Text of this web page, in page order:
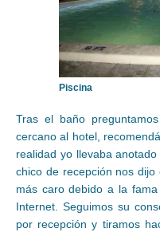
Piscina
Tras el baño
cercano al hotel,
realidad yo llevaba
chico de recepción nos
más caro debido a la
Internet. Seguimos su
por recepción y tiramos